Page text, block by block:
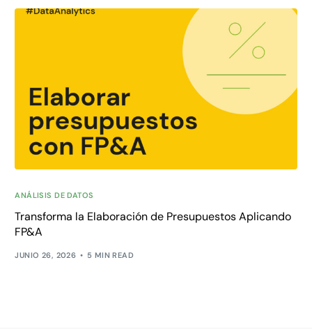
ANÁLISIS DE DATOS
Transforma la Elaboración de Presupuestos Aplicando
FP&A
JUNIO 26, 2026 5 MIN READ